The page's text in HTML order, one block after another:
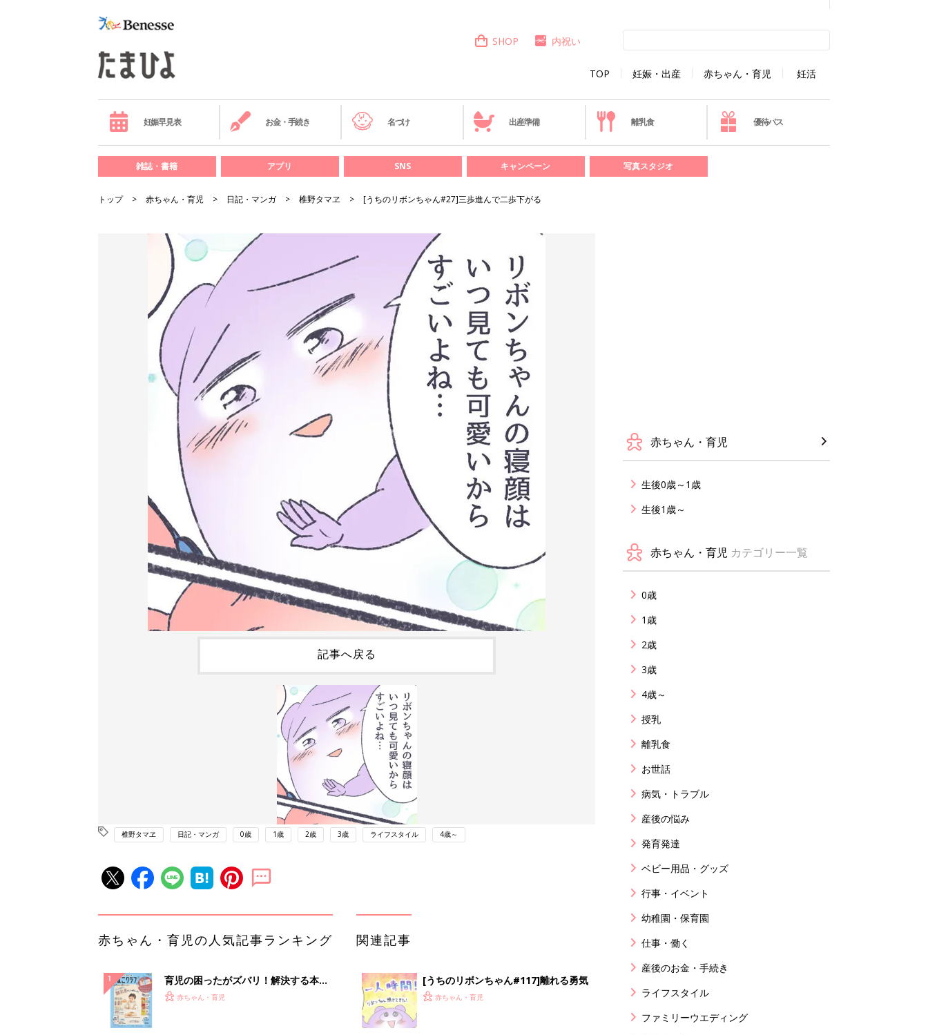
TOP 妊娠・出産 赤ちゃん・育児 妊活
SHOP 内祝い
妊娠早見表 お金・手続き 名づけ 出産準備 離乳食 優待パス
雑誌・書籍 アプリ SNS キャンペーン 写真スタジオ
トップ 赤ちゃん・育児 日記・マンガ 椎野タマヱ [うちのリボンちゃん#27]三歩進んで二歩下がる
記事へ戻る
椎野タマヱ 日記・マンガ 0歳 1歳 2歳 3歳 ライフスタイル 4歳～
赤ちゃん・育児の人気記事ランキング
育児の困ったがズバリ！解決する本
『ひよこクラブ 秋号』 4カ月～2才
赤ちゃん・育児
関連記事
[うちのリボンちゃん#117]離れる勇気
赤ちゃん・育児
赤ちゃん・育児
生後0歳～1歳
生後1歳～
赤ちゃん・育児 カテゴリー一覧
0歳
1歳
2歳
3歳
4歳～
授乳
離乳食
お世話
病気・トラブル
産後の悩み
発育発達
ベビー用品・グッズ
行事・イベント
幼稚園・保育園
仕事・働く
産後のお金・手続き
ライフスタイル
ファミリーウエディング